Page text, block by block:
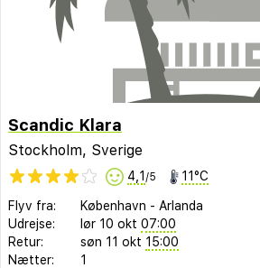
Scandic Klara
Stockholm, Sverige
4,1 /5 11°C
Flyv fra: København - Arlanda
Udrejse:
lør 10 okt 07:00
Retur:
søn 11 okt 15:00
Nætter:
1